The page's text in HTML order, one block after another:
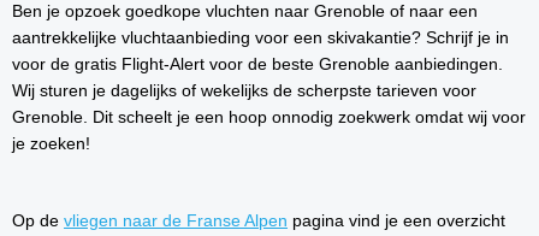
Ben je opzoek goedkope vluchten naar Grenoble of naar een
aantrekkelijke vluchtaanbieding voor een skivakantie? Schrijf je in
voor de gratis Flight-Alert voor de beste Grenoble aanbiedingen.
Wij sturen je dagelijks of wekelijks de scherpste tarieven voor
Grenoble. Dit scheelt je een hoop onnodig zoekwerk omdat wij voor
je zoeken!
Op de vliegen naar de Franse Alpen pagina vind je een overzicht